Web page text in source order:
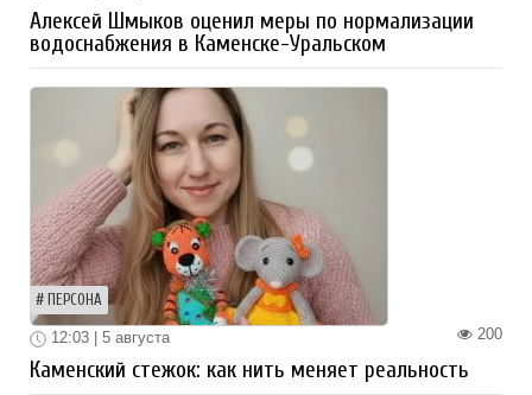
Алексей Шмыков оценил меры по нормализации
водоснабжения в Каменске-Уральском
ПЕРСОНА
200
12:03 | 5 августа
Каменский стежок: как нить меняет реальность